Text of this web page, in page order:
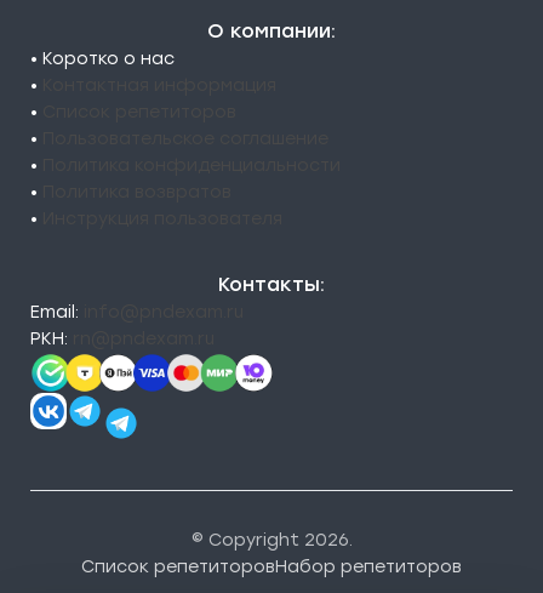
О компании:
• Коротко о нас
•
•
•
•
•
•
Контакты:
Email:
РКН:
© Copyright 2026.
Список репетиторовНабор репетиторов